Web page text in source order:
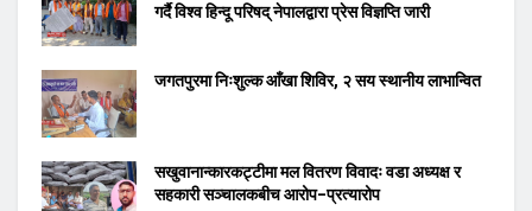
गर्दै विश्व हिन्दू परिषद् नेपालद्वारा प्रेस विज्ञप्ति जारी
जगतपुरमा निःशुल्क आँखा शिविर, २ सय स्थानीय लाभान्वित
सखुवानान्कारकट्टीमा मल वितरण विवादः वडा अध्यक्ष र
सहकारी सञ्चालकबीच आरोप–प्रत्यारोप